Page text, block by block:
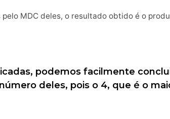
MDC deles, o resultado obtido é o
podemos facilmente
deles, pois o 4, que é o